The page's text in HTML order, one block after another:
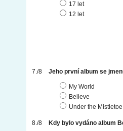
17 let
12 let
Jeho první album se
My World
Believe
Under the Mistletoe
Kdy bylo vydáno album